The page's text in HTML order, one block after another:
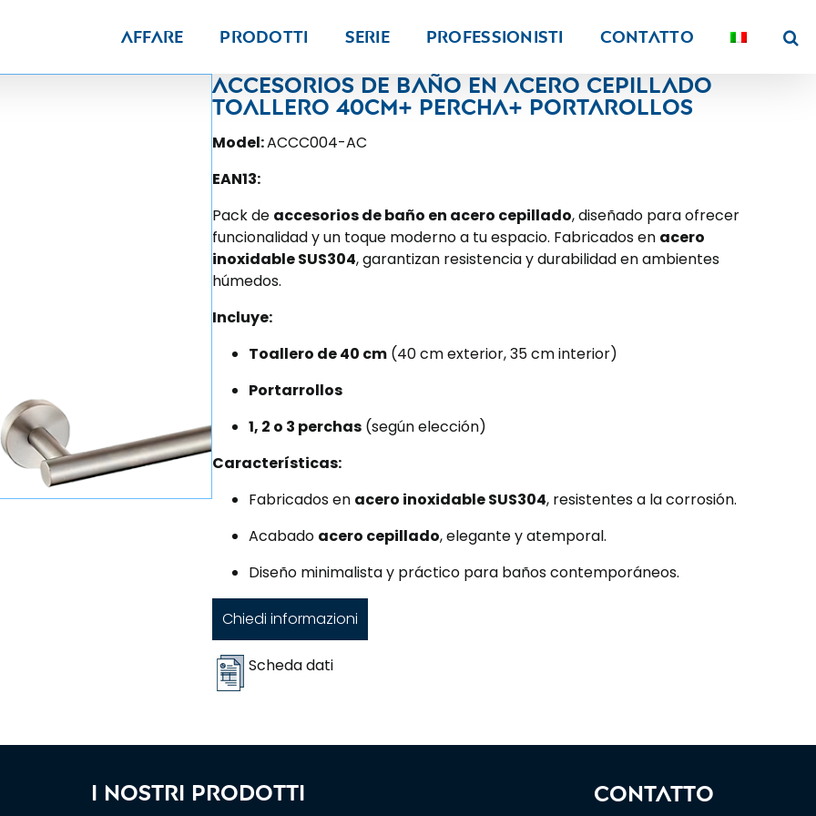
Affare Prodotti Serie PROFESSIONISTI Contatto
Accesorios de baño en acero cepillado
Toallero 40cm+ Percha+ Portarollos
Model:ACCC004-AC
EAN13:
Pack de accesorios de baño en acero cepillado, diseñado para ofrecer
funcionalidad y un toque moderno a tu espacio. Fabricados en acero
inoxidable SUS304, garantizan resistencia y durabilidad en ambientes
húmedos.
Incluye:
Toallero de 40 cm (40 cm exterior, 35 cm interior)
Portarrollos
1, 2 o 3 perchas (según elección)
Características:
Fabricados en acero inoxidable SUS304, resistentes a la corrosión.
Acabado acero cepillado, elegante y atemporal.
Diseño minimalista y práctico para baños contemporáneos.
Chiedi informazioni
Scheda dati
I nostri prodotti CONTATTO